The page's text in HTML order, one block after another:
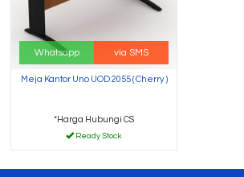
Whatsapp via SMS
Meja Kantor Uno UOD 2055 ( Cherry )
*Harga Hubungi CS
Ready Stock